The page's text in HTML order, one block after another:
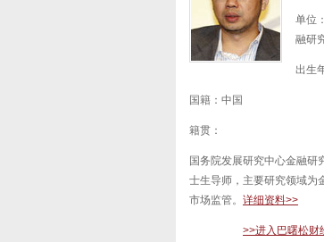
单位
融研
出生
国籍：中国
籍贯：
国务院发展研究中心金融研
士生导师，主要研究领域为
市场监管。 详细资料>>
>>进入巴曙松财